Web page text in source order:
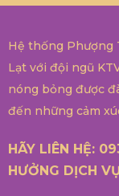
Hệ thống Phượng
Lạt với đội ngũ
nóng bỏng được
đến những cảm
HÃY LIÊN HỆ:
HƯỞNG DỊCH